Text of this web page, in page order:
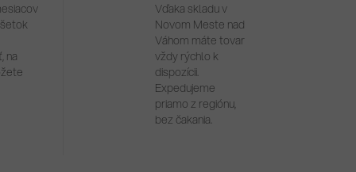
na
Vďaka skladu v
Novom Meste nad
Váhom máte tovar
vždy rýchlo k
dispozícii.
Expedujeme
priamo z regiónu,
bez čakania.